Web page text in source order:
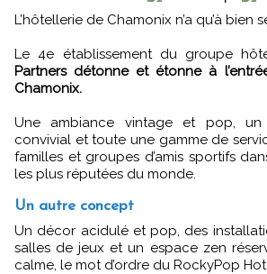
L’hôtellerie de Chamonix n’a qu’à bien
Le 4e établissement du groupe
Partners détonne et étonne à
Chamonix.
Une ambiance vintage et pop,
convivial et toute une gamme de
familles et groupes d’amis sportifs
les plus réputées du monde.
Un autre concept
Un décor acidulé et pop, des installations modernes, des
salles de jeux et un espace zen
calme, le mot d’ordre du RockyPop